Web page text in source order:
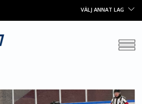
VÄLJ ANNAT LAG